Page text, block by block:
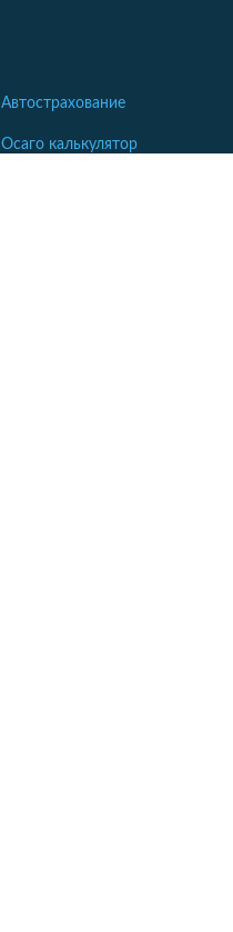
Автострахование
Осаго калькулятор